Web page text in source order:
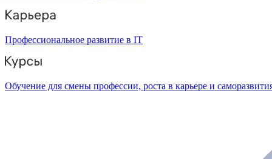
Профессиональное развитие в IT
Обучение для смены профессии, роста в карьере и